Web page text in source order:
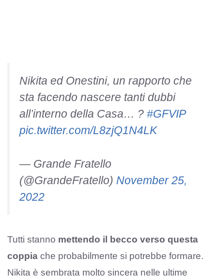
Nikita ed Onestini, un rapporto che
sta facendo nascere tanti dubbi
all’interno della Casa… ? #GFVIP
pic.twitter.com/L8zjQ1N4LK
— Grande Fratello
(@GrandeFratello) November 25,
2022
Tutti stanno mettendo il becco verso questa
coppia che probabilmente si potrebbe formare.
Nikita è sembrata molto sincera nelle ultime